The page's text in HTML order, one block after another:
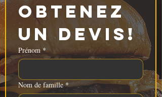
Obtenez
un devis!
Prénom *
Nom de famille *